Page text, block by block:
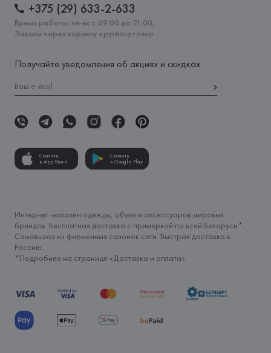
+375 (29) 633-2-633
Время работы: пн-вс с 09:00 до 21:00,
Заказы через корзину круглосуточно
Получайте уведомления об акциях и скидках:
Скачать
в App Store
Скачать
в Google Play
Интернет-магазин одежды, обуви и аксессуаров мировых
брендов. Бесплатная доставка с примеркой по всей Беларуси*.
Самовывоз из фирменных салонов сети. Быстрая доставка в
Россию.
*Подробнее на странице «Доставка и оплата»